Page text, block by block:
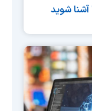
شوید